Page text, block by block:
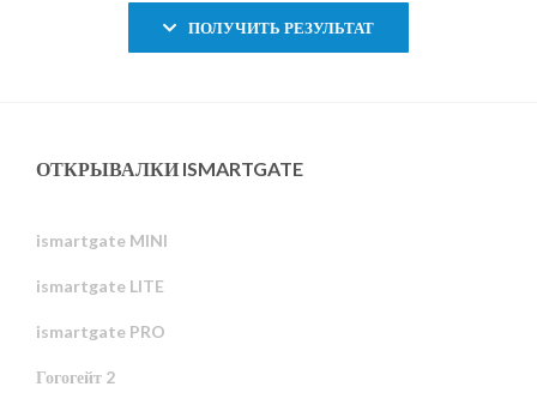
ПОЛУЧИТЬ РЕЗУЛЬТАТ
ОТКРЫВАЛКИ ISMARTGATE
ismartgate MINI
ismartgate LITE
ismartgate PRO
Гогогейт 2